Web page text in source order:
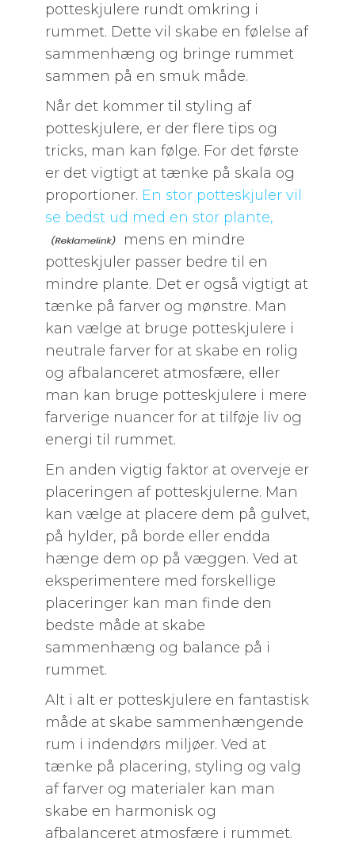
potteskjulere rundt omkring i
rummet. Dette vil skabe en følelse af
sammenhæng og bringe rummet
sammen på en smuk måde.
Når det kommer til styling af
potteskjulere, er der flere tips og
tricks, man kan følge. For det første
er det vigtigt at tænke på skala og
proportioner. En stor potteskjuler vil
se bedst ud med en stor plante,
mens en mindre
potteskjuler passer bedre til en
mindre plante. Det er også vigtigt at
tænke på farver og mønstre. Man
kan vælge at bruge potteskjulere i
neutrale farver for at skabe en rolig
og afbalanceret atmosfære, eller
man kan bruge potteskjulere i mere
farverige nuancer for at tilføje liv og
energi til rummet.
En anden vigtig faktor at overveje er
placeringen af potteskjulerne. Man
kan vælge at placere dem på gulvet,
på hylder, på borde eller endda
hænge dem op på væggen. Ved at
eksperimentere med forskellige
placeringer kan man finde den
bedste måde at skabe
sammenhæng og balance på i
rummet.
Alt i alt er potteskjulere en fantastisk
måde at skabe sammenhængende
rum i indendørs miljøer. Ved at
tænke på placering, styling og valg
af farver og materialer kan man
skabe en harmonisk og
afbalanceret atmosfære i rummet.